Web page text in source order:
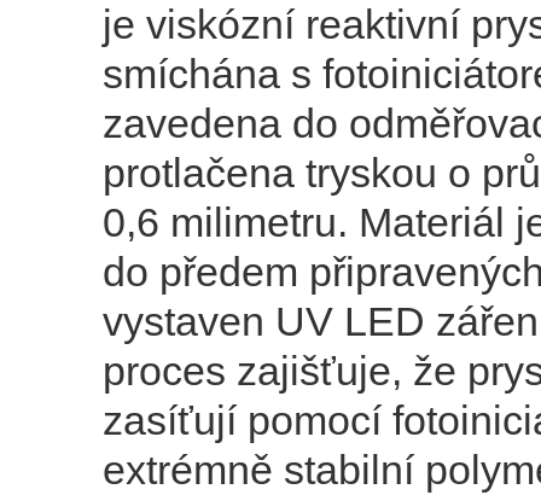
je ​​viskózní reaktivní
smíchána s
zavedena do
protlačena tryskou o
0,6 milimetru. Materiál
do předem
vystaven UV LED
proces zajišťuje, že
zasíťují pomocí
extrémně stabilní